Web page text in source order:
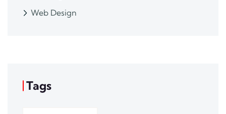
Web Design
Tags